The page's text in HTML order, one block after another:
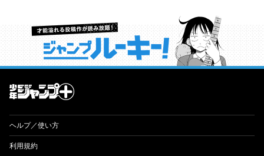
才能溢れる投稿作が読み放題！ ジャンプルーキー！
ヘルプ／使い方
利用規約